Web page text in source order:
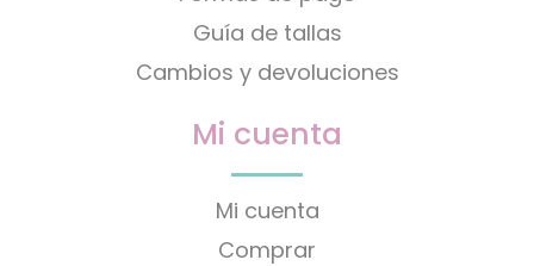
Guía de tallas
Cambios y devoluciones
Mi cuenta
Mi cuenta
Comprar